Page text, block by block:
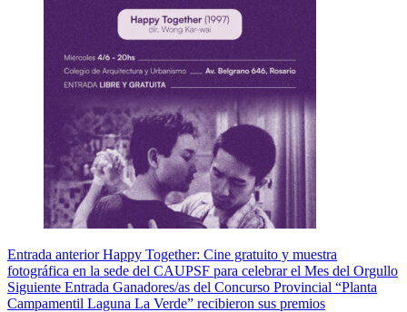
Entrada anteriorHappy Together: Cine gratuito y muestra
fotográfica en la sede del CAUPSF para celebrar el Mes del Orgullo
Siguiente Entrada Ganadores/as del Concurso Provincial “Planta
Campamentil Laguna La Verde” recibieron sus premios